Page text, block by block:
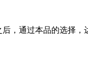
，通过本品的选择，